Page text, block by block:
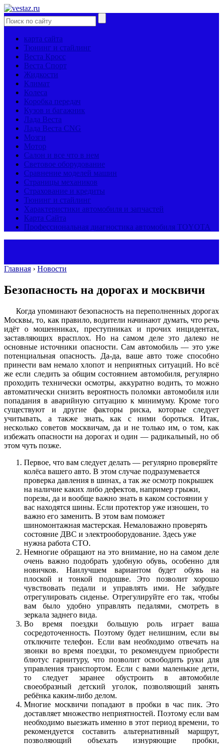
карта сайта
Тюнинг и стайлинг
Веста Кросс
Веста Спорт
Жидкости
Климат
Колеса
Коробка передач
Кузов и багажник
Лада Веста
Лада Веста CNG
Мозги
Мотор
Салон и все что в нем
Световое оборудование
Сравнение моделей машин
Страницы механиков
Страхование и кредиты
Тюнинг и стайлинг
Характеристики автомобиля и запчастей
Карта Сайта
Профессиональная диагностика автомобиля TOYOTA
Главная › Новости
Безопасность на дорогах и москвичи
Когда упоминают безопасность на переполненных дорогах
Москвы, то, как правило, водители начинают думать, что речь
идёт о мошенниках, преступниках и прочих инцидентах,
заставляющих врасплох. Но на самом деле это далеко не
основные источники опасности. Сам автомобиль — это уже
потенциальная опасность. Да-да, ваше авто тоже способно
принести вам немало хлопот и неприятных ситуаций. Но всё
же если следить за общим состоянием автомобиля, регулярно
проходить технически осмотры, аккуратно водить, то можно
автоматически снизить вероятность поломки автомобиля или
попадания в аварийную ситуацию к минимуму. Кроме того
существуют и другие факторы риска, которые следует
учитывать, а также знать, как с ними бороться. Итак,
несколько советов москвичам, да и не только им, о том, как
избежать опасности на дорогах и один — радикальный, но об
этом чуть позже.
Первое, что вам следует делать — регулярно проверяйте
колёса вашего авто. В этом случае подразумевается
проверка давления в шинах, а так же осмотр покрышек
на наличие каких либо дефектов, например грыжи,
порезы, да и вообще важно знать в каком состоянии у
вас находятся шины. Если протектор уже изношен, то
важно его заменить. В этом вам поможет
шиномонтажная мастерская. Немаловажно проверять
состояние ДВС и электрооборудование. Здесь уже
нужна работа СТО.
Немногие обращают на это внимание, но на самом деле
очень важно подобрать удобную обувь, особенно для
новичков. Наилучшем вариантом будет обувь на
плоской и тонкой подошве. Это позволит хорошо
чувствовать педали и управлять ими. Не забудьте
отрегулировать сиденье. Отрегулируйте его так, чтобы
вам было удобно управлять педалями, смотреть в
зеркала заднего вида.
Во время поездки большую роль играет ваша
сосредоточенность. Поэтому будет нелишним, если вы
отключите телефон. Если вам необходимо отвечать на
звонки во время поездки, то рекомендуем приобрести
блютус гарнитуру, что позволит освободить руки для
управления транспортом. Если с вами маленькие дети,
то следует заранее обустроить в автомобиле
своеобразный детский уголок, позволяющий занять
ребёнка каким-либо делом.
Многие москвичи попадают в пробки в час пик. Это
доставляет множество неприятностей. Поэтому если вам
необходимо выезжать именно в этот период времени, то
рекомендуется составить альтернативный маршрут,
позволяющий объехать изнуряющие пробки,